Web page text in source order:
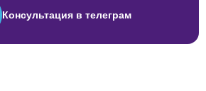
Консультация в телеграм